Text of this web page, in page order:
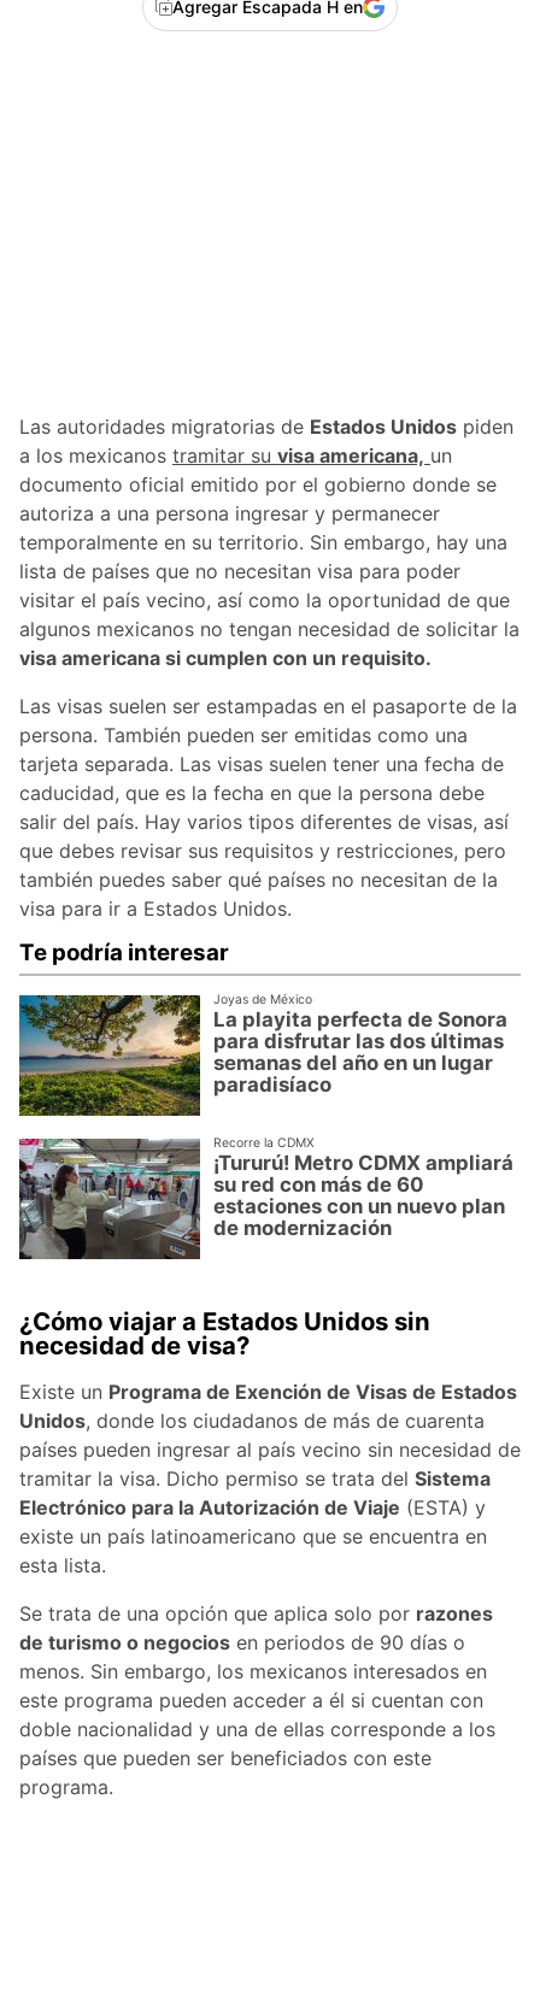
Agregar Escapada H en
Las autoridades migratorias de Estados Unidos piden
a los mexicanos tramitar su visa americana, un
documento oficial emitido por el gobierno donde se
autoriza a una persona ingresar y permanecer
temporalmente en su territorio. Sin embargo, hay una
lista de países que no necesitan visa para poder
visitar el país vecino, así como la oportunidad de que
algunos mexicanos no tengan necesidad de solicitar la
visa americana si cumplen con un requisito.
Las visas suelen ser estampadas en el pasaporte de la
persona. También pueden ser emitidas como una
tarjeta separada. Las visas suelen tener una fecha de
caducidad, que es la fecha en que la persona debe
salir del país. Hay varios tipos diferentes de visas, así
que debes revisar sus requisitos y restricciones, pero
también puedes saber qué países no necesitan de la
visa para ir a Estados Unidos.
Te podría interesar
Joyas de México
La playita perfecta de Sonora
para disfrutar las dos últimas
semanas del año en un lugar
paradisíaco
Recorre la CDMX
¡Tururú! Metro CDMX ampliará
su red con más de 60
estaciones con un nuevo plan
de modernización
¿Cómo viajar a Estados Unidos sin
necesidad de visa?
Existe un Programa de Exención de Visas de Estados
Unidos, donde los ciudadanos de más de cuarenta
países pueden ingresar al país vecino sin necesidad de
tramitar la visa. Dicho permiso se trata del Sistema
Electrónico para la Autorización de Viaje (ESTA) y
existe un país latinoamericano que se encuentra en
esta lista.
Se trata de una opción que aplica solo por razones
de turismo o negocios en periodos de 90 días o
menos. Sin embargo, los mexicanos interesados en
este programa pueden acceder a él si cuentan con
doble nacionalidad y una de ellas corresponde a los
países que pueden ser beneficiados con este
programa.